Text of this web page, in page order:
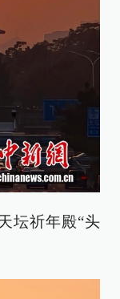
坛祈年殿“头